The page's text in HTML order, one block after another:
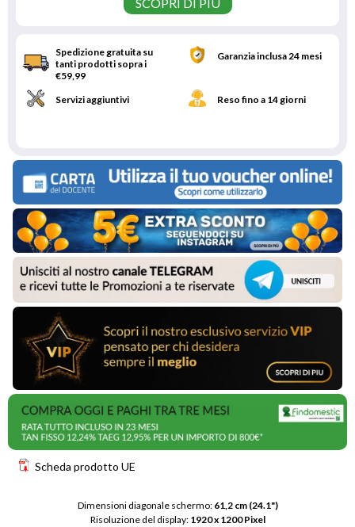
Spedizione gratuita su
tanti prodotti sopra i
€59,99
Garanzia inclusa 24 mesi
Servizi aggiuntivi Reso fino a 14 giorni
Scheda prodotto UE
Dimensioni diagonale schermo: 61,2 cm (24.1")
Risoluzione del display: 1920 x 1200 Pixel